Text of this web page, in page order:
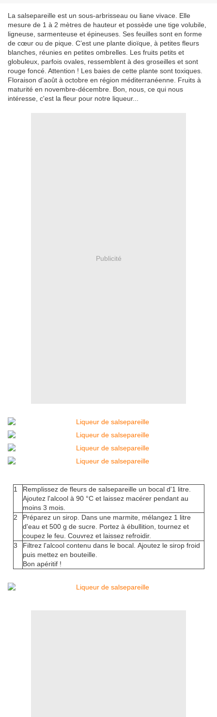
La salsepareille est un sous-arbrisseau ou liane vivace. Elle
mesure de 1 à 2 mètres de hauteur et possède une tige volubile,
ligneuse, sarmenteuse et épineuses. Ses feuilles sont en forme
de cœur ou de pique. C’est une plante dioïque, à petites fleurs
blanches, réunies en petites ombrelles. Les fruits petits et
globuleux, parfois ovales, ressemblent à des groseilles et sont
rouge foncé. Attention ! Les baies de cette plante sont toxiques.
Floraison d’août à octobre en région méditerranéenne. Fruits à
maturité en novembre-décembre. Bon, nous, ce qui nous
intéresse, c'est la fleur pour notre liqueur...
Publicité
1
Remplissez de fleurs de salsepareille un bocal d'1 litre.
Ajoutez l'alcool à 90 °C et laissez macérer pendant au
moins 3 mois.
2
Préparez un sirop. Dans une marmite, mélangez 1 litre
d'eau et 500 g de sucre. Portez à ébullition, tournez et
coupez le feu. Couvrez et laissez refroidir.
3
Filtrez l'alcool contenu dans le bocal. Ajoutez le sirop froid
puis mettez en bouteille.
Bon apéritif !